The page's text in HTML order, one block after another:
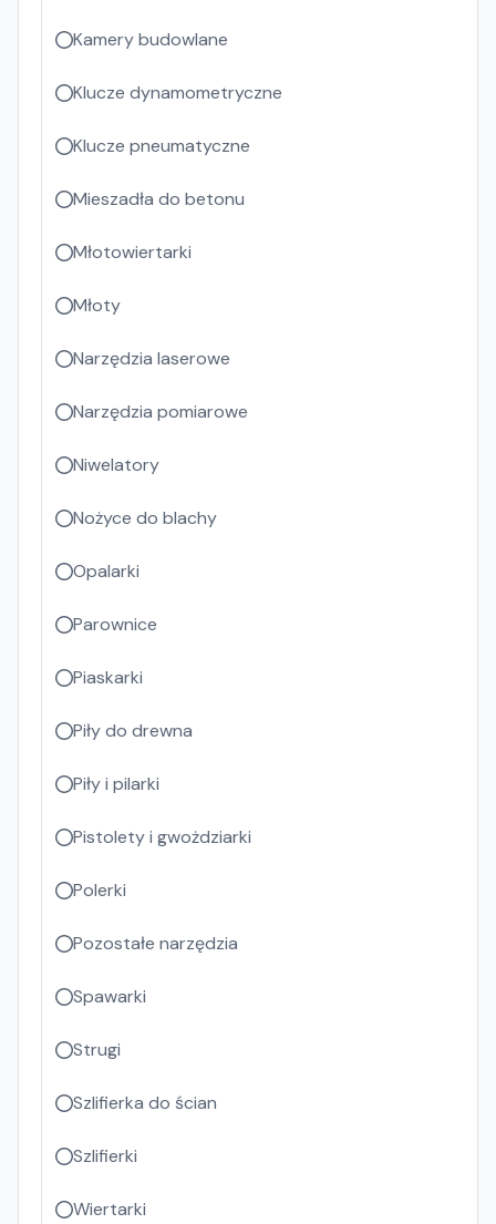
Kamery budowlane
Klucze dynamometryczne
Klucze pneumatyczne
Mieszadła do betonu
Młotowiertarki
Młoty
Narzędzia laserowe
Narzędzia pomiarowe
Niwelatory
Nożyce do blachy
Opalarki
Parownice
Piaskarki
Piły do drewna
Piły i pilarki
Pistolety i gwożdziarki
Polerki
Pozostałe narzędzia
Spawarki
Strugi
Szlifierka do ścian
Szlifierki
Wiertarki